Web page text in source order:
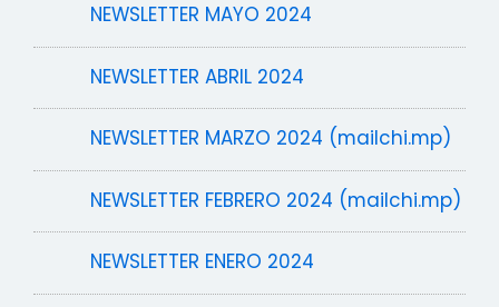
NEWSLETTER MAYO 2024
NEWSLETTER ABRIL 2024
NEWSLETTER MARZO 2024 (mailchi.mp)
NEWSLETTER FEBRERO 2024 (mailchi.mp)
NEWSLETTER ENERO 2024